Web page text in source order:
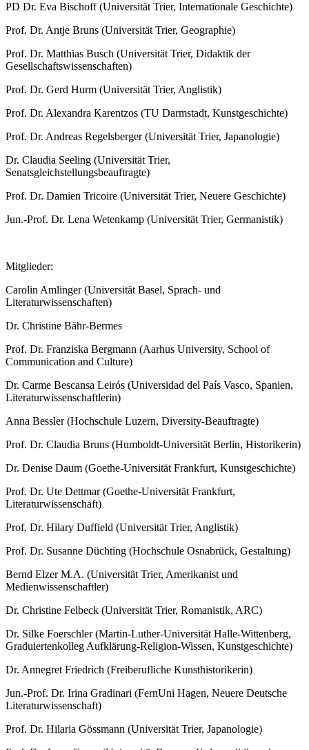
PD Dr. Eva Bischoff (Universität Trier, Internationale Geschichte)
Prof. Dr. Antje Bruns (Universität Trier, Geographie)
Prof. Dr. Matthias Busch (Universität Trier, Didaktik der
Gesellschaftswissenschaften)
Prof. Dr. Gerd Hurm (Universität Trier, Anglistik)
Prof. Dr. Alexandra Karentzos (TU Darmstadt, Kunstgeschichte)
Prof. Dr. Andreas Regelsberger (Universität Trier, Japanologie)
Dr. Claudia Seeling (Universität Trier,
Senatsgleichstellungsbeauftragte)
Prof. Dr. Damien Tricoire (Universität Trier, Neuere Geschichte)
Jun.-Prof. Dr. Lena Wetenkamp (Universität Trier, Germanistik)
Mitglieder:
Carolin Amlinger (Universität Basel, Sprach- und
Literaturwissenschaften)
Dr. Christine Bähr-Bermes
Prof. Dr. Franziska Bergmann (Aarhus University, School of
Communication and Culture)
Dr. Carme Bescansa Leirós (Universidad del País Vasco, Spanien,
Literaturwissenschaftlerin)
Anna Bessler (Hochschule Luzern, Diversity-Beauftragte)
Prof. Dr. Claudia Bruns (Humboldt-Universität Berlin, Historikerin)
Dr. Denise Daum (Goethe-Universität Frankfurt, Kunstgeschichte)
Prof. Dr. Ute Dettmar (Goethe-Universität Frankfurt,
Literaturwissenschaft)
Prof. Dr. Hilary Duffield (Universität Trier, Anglistik)
Prof. Dr. Susanne Düchting (Hochschule Osnabrück, Gestaltung)
Bernd Elzer M.A. (Universität Trier, Amerikanist und
Medienwissenschaftler)
Dr. Christine Felbeck (Universität Trier, Romanistik, ARC)
Dr. Silke Foerschler (Martin-Luther-Universität Halle-Wittenberg,
Graduiertenkolleg Aufklärung-Religion-Wissen, Kunstgeschichte)
Dr. Annegret Friedrich (Freiberufliche Kunsthistorikerin)
Jun.-Prof. Dr. Irina Gradinari (FernUni Hagen, Neuere Deutsche
Literaturwissenschaft)
Prof. Dr. Hilaria Gössmann (Universität Trier, Japanologie)